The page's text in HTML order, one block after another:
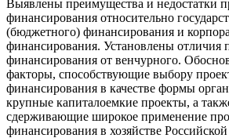
Выявлены преимущества и недостатки
финансирования относительно
(бюджетного) финансирования и
финансирования. Установлены отличия
финансирования от венчурного.
факторы, способствующие выбору
финансирования в качестве формы
крупные капиталоемкие проекты, а
сдерживающие широкое применение
финансирования в хозяйстве